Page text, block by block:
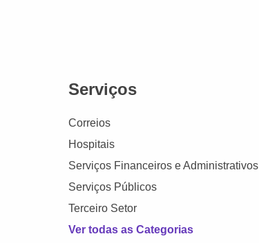
Serviços
Correios
Hospitais
Serviços Financeiros e Administrativos
Serviços Públicos
Terceiro Setor
Ver todas as Categorias